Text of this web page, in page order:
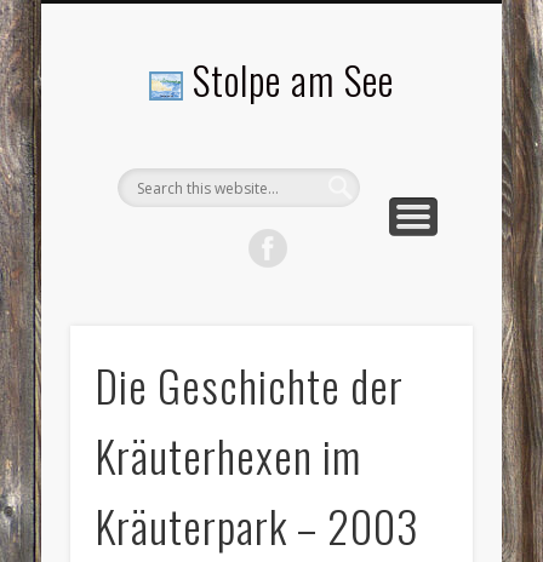
Stolpe am See
Die Geschichte der
Kräuterhexen im
Kräuterpark – 2003